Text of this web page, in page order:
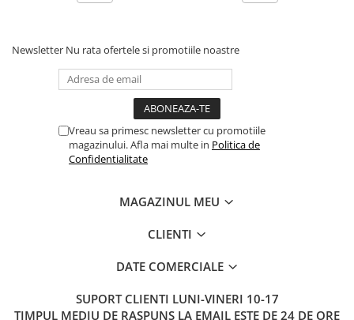
Newsletter Nu rata ofertele si promotiile noastre
Vreau sa primesc newsletter cu promotiile
magazinului. Afla mai multe in Politica de
Confidentialitate
MAGAZINUL MEU
CLIENTI
DATE COMERCIALE
SUPORT CLIENTI LUNI-VINERI 10-17
TIMPUL MEDIU DE RASPUNS LA EMAIL ESTE DE 24 DE ORE